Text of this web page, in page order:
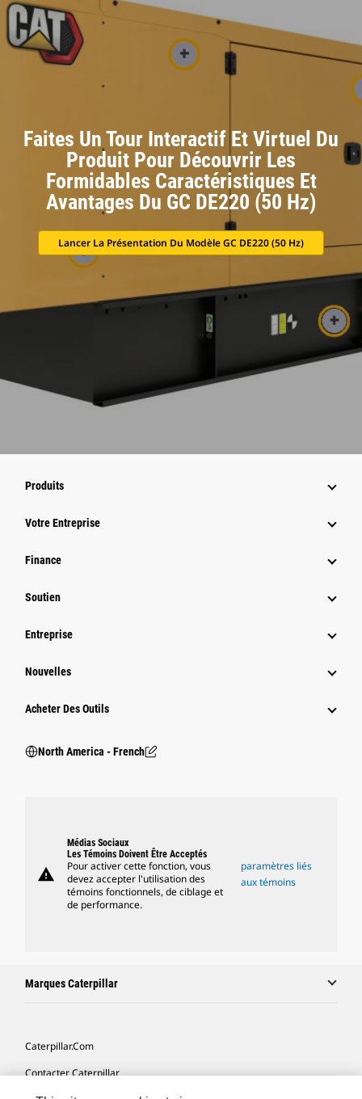
Faites Un Tour Interactif Et Virtuel Du
Produit Pour Découvrir Les
Formidables Caractéristiques Et
Avantages Du GC DE220 (50 Hz)
Lancer La Présentation Du Modèle GC DE220 (50 Hz)
Produits
Votre Entreprise
Finance
Soutien
Entreprise
Nouvelles
Acheter Des Outils
North America - French
warning
Médias Sociaux
Les Témoins Doivent Être Acceptés
Pour activer cette fonction, vous
devez accepter l'utilisation des
témoins fonctionnels, de ciblage et
de performance.
paramètres liés
aux témoins
Marques Caterpillar
Caterpillar.com
Contacter Caterpillar